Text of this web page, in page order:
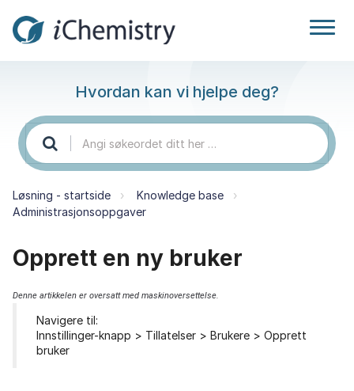
Hvordan kan vi hjelpe deg?
Løsning - startside
Knowledge base
Administrasjonsoppgaver
Opprett en ny bruker
Denne artikkelen er oversatt med maskinoversettelse.
Navigere til:
Innstillinger-knapp > Tillatelser > Brukere > Opprett
bruker